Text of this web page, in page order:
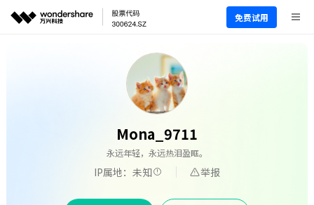
免费试用
Mona_9711
永远年轻，永远热泪盈眶。
IP属地：未知 举报